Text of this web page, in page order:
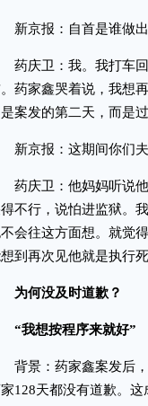
京报：自首是谁做出
庆卫：我。我打车回
药家鑫哭着说，我想
案发的第二天，而是
京报：这期间你们夫
庆卫：他妈妈听说他
不行，说怕进监狱。
会往这方面想。就觉
到再次见他就是执行死
为何没及时道歉？
我想按程序来就好”
景：药家鑫案发后，
128天都没有道歉。这